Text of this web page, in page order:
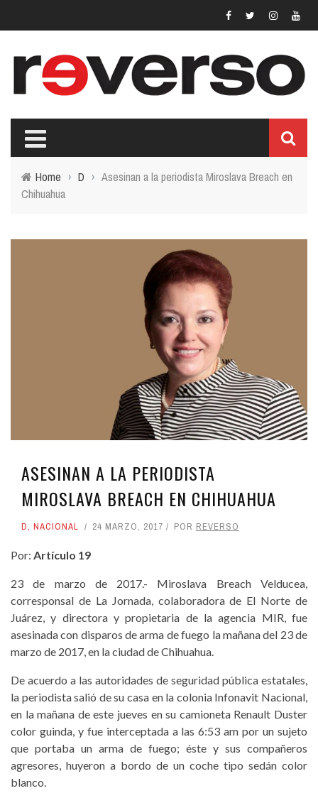
Home › D › Asesinan a la periodista Miroslava Breach en
Chihuahua
ASESINAN A LA PERIODISTA
MIROSLAVA BREACH EN CHIHUAHUA
D, NACIONAL 24 MARZO, 2017 POR REVERSO
Por: Artículo 19
23 de marzo de 2017.-
Miroslava Breach Velducea,
corresponsal de La Jornada, colaboradora de El Norte de
Juárez, y directora y propietaria de la agencia MIR, fue
asesinada con disparos de arma de fuego la mañana del 23 de
marzo de 2017, en la ciudad de Chihuahua.
De acuerdo a las autoridades de seguridad pública estatales,
la periodista salió de su casa en la colonia Infonavit Nacional,
en la mañana de este jueves en su camioneta Renault Duster
color guinda, y fue interceptada a las 6:53 am por un sujeto
que portaba un arma de fuego; éste y sus compañeros
agresores, huyeron a bordo de un coche tipo sedán color
blanco.